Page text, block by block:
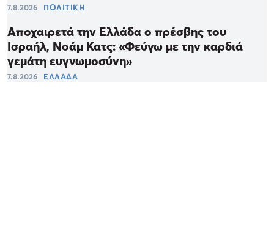
7.8.2026 ΠΟΛΙΤΙΚΗ
Αποχαιρετά την Ελλάδα ο πρέσβης του
Ισραήλ, Νοάμ Κατς: «Φεύγω με την καρδιά
γεμάτη ευγνωμοσύνη»
7.8.2026 ΕΛΛΑΔΑ